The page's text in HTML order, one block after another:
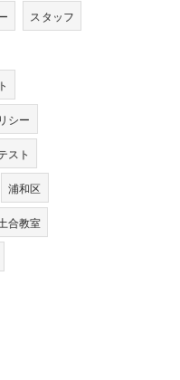
スタッフ
シー
スト
浦和区
合教室